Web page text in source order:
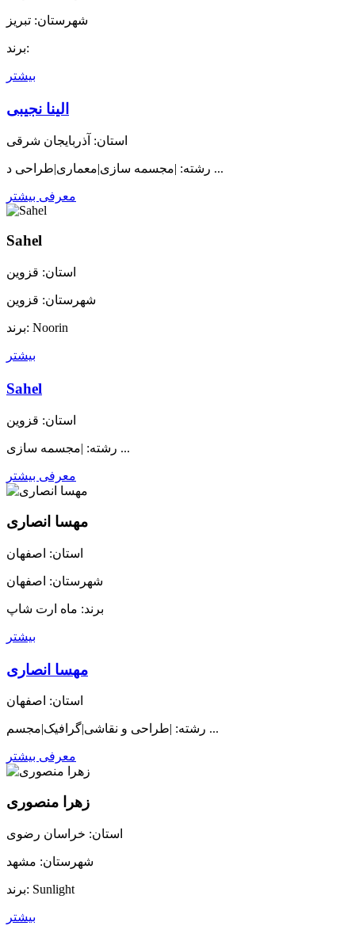
شهرستان: تبریز
برند:
بیشتر
الینا نجیبی
استان: آذربایجان شرقی
رشته: |مجسمه سازی|معماری|طراحی د ...
معرفی بیشتر
Sahel
استان: قزوین
شهرستان: قزوین
برند: Noorin
بیشتر
Sahel
استان: قزوین
رشته: |مجسمه سازی ...
معرفی بیشتر
مهسا انصاری
استان: اصفهان
شهرستان: اصفهان
برند: ماه ارت شاپ
بیشتر
مهسا انصاری
استان: اصفهان
رشته: |طراحی و نقاشی|گرافیک|مجسم ...
معرفی بیشتر
زهرا منصوری
استان: خراسان رضوی
شهرستان: مشهد
برند: Sunlight
بیشتر